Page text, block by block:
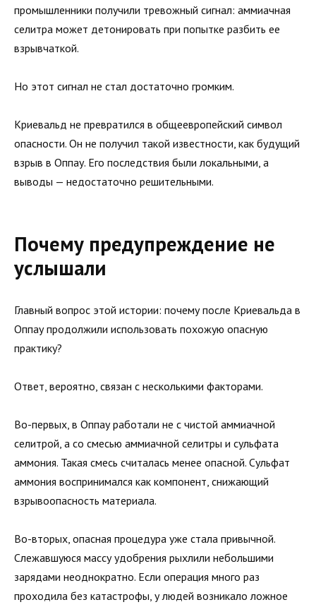
промышленники получили тревожный сигнал: аммиачная
селитра может детонировать при попытке разбить ее
взрывчаткой.
Но этот сигнал не стал достаточно громким.
Криевальд не превратился в общеевропейский символ
опасности. Он не получил такой известности, как будущий
взрыв в Оппау. Его последствия были локальными, а
выводы — недостаточно решительными.
Почему предупреждение не
услышали
Главный вопрос этой истории: почему после Криевальда в
Оппау продолжили использовать похожую опасную
практику?
Ответ, вероятно, связан с несколькими факторами.
Во-первых, в Оппау работали не с чистой аммиачной
селитрой, а со смесью аммиачной селитры и сульфата
аммония. Такая смесь считалась менее опасной. Сульфат
аммония воспринимался как компонент, снижающий
взрывоопасность материала.
Во-вторых, опасная процедура уже стала привычной.
Слежавшуюся массу удобрения рыхлили небольшими
зарядами неоднократно. Если операция много раз
проходила без катастрофы, у людей возникало ложное